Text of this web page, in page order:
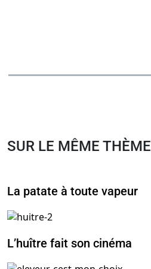
SUR LE MÊME THÈME
La patate à toute vapeur
L’huître fait son cinéma